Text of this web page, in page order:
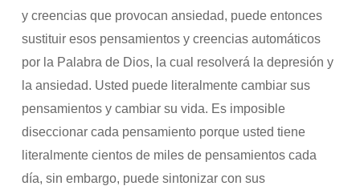
y creencias que provocan ansiedad, puede entonces
sustituir esos pensamientos y creencias automáticos
por la Palabra de Dios, la cual resolverá la depresión y
la ansiedad. Usted puede literalmente cambiar sus
pensamientos y cambiar su vida. Es imposible
diseccionar cada pensamiento porque usted tiene
literalmente cientos de miles de pensamientos cada
día, sin embargo, puede sintonizar con sus